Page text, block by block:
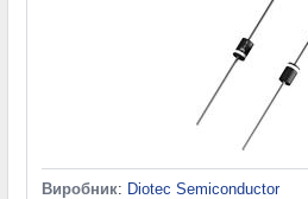
Виробник: Diotec Semiconductor